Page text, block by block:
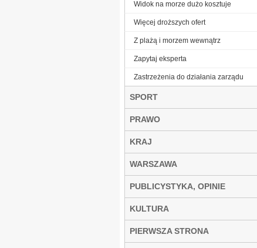
Widok na morze dużo kosztuje
Więcej droższych ofert
Z plażą i morzem wewnątrz
Zapytaj eksperta
Zastrzeżenia do działania zarządu
SPORT
PRAWO
KRAJ
WARSZAWA
PUBLICYSTYKA, OPINIE
KULTURA
PIERWSZA STRONA